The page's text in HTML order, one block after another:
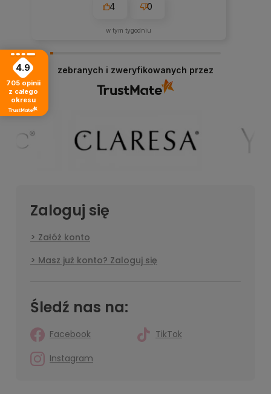
rozważałam to czy bym zamówiła drugi raz
4 0
w tym tygodniu
zebranych i zweryfikowanych przez
Zaloguj się
Załóż konto
Masz już konto? Zaloguj się
Śledź nas na:
Facebook
TikTok
Instagram
4.9
705 opinii
z całego
okresu